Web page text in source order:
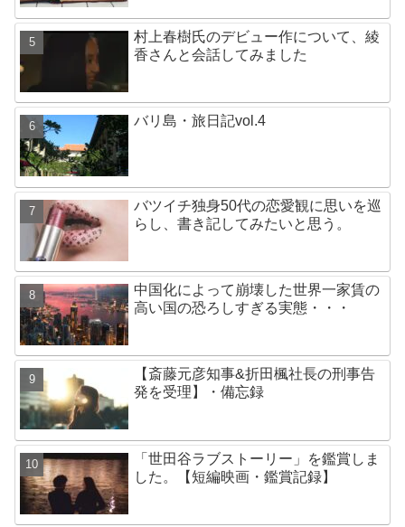
村上春樹氏のデビュー作について、綾
香さんと会話してみました
バリ島・旅日記vol.4
バツイチ独身50代の恋愛観に思いを巡
らし、書き記してみたいと思う。
中国化によって崩壊した世界一家賃の
高い国の恐ろしすぎる実態・・・
【斎藤元彦知事&折田楓社長の刑事告
発を受理】・備忘録
「世田谷ラブストーリー」を鑑賞しま
した。【短編映画・鑑賞記録】